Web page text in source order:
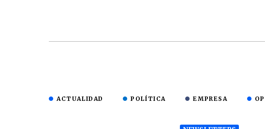
ACTUALIDAD POLÍTICA EMPRESA